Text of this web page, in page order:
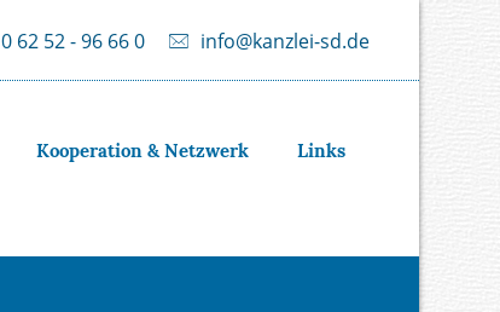
info@kanzlei-sd.de
0 62 52 - 96 66 0
Kooperation & Netzwerk Links